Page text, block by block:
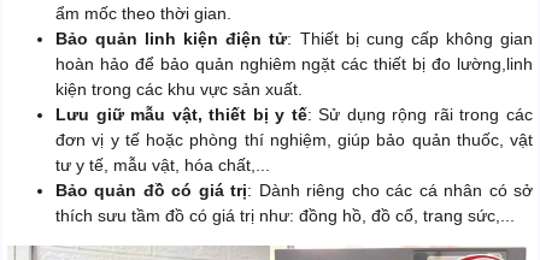
ẩm mốc theo thời gian.
Bảo quản linh kiện điện tử: Thiết bị cung cấp không gian
hoàn hảo để bảo quản nghiêm ngặt các thiết bị đo lường,linh
kiện trong các khu vực sản xuất.
Lưu giữ mẫu vật, thiết bị y tế: Sử dụng rộng rãi trong các
đơn vị y tế hoặc phòng thí nghiệm, giúp bảo quản thuốc, vật
tư y tế, mẫu vật, hóa chất,...
Bảo quản đồ có giá trị: Dành riêng cho các cá nhân có sở
thích sưu tầm đồ có giá trị như: đồng hồ, đồ cổ, trang sức,...